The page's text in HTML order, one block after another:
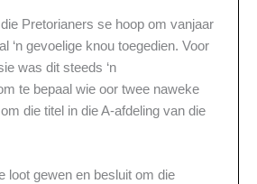
Pretorianers se hoop om vanjaar
‘n gevoelige knou toegedien. Voor
was dit steeds ‘n
te bepaal wie oor twee naweke
die titel in die A-afdeling van die
loot gewen en besluit om die